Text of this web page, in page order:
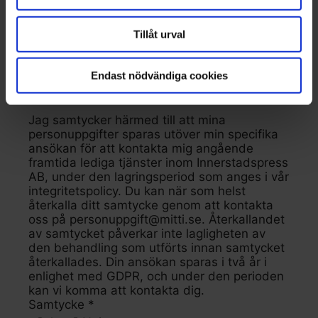
Tillåt urval
Endast nödvändiga cookies
Söker du praktikplats? *
Vilken eller vilka roller är du intresserad av? *
Reporter
Webbredaktör Fotograf Annan
Jag samtycker härmed till att mina
personuppgifter sparas utöver min specifika
ansökan för att kontakta mig angående
framtida lediga tjänster inom Innerstadspress
AB, under den lagringsperiod som anges i vår
integritetspolicy. Du kan när som helst
återkalla ditt samtycke genom att kontakta
oss på personuppgift@mitti.se. Återkallandet
av samtycket påverkar inte lagligheten av
den behandling som utförts innan samtycket
återkallades. Din ansökan sparas i två år i
enlighet med GDPR, och under den perioden
kan vi komma att kontakta dig.
Samtycke *